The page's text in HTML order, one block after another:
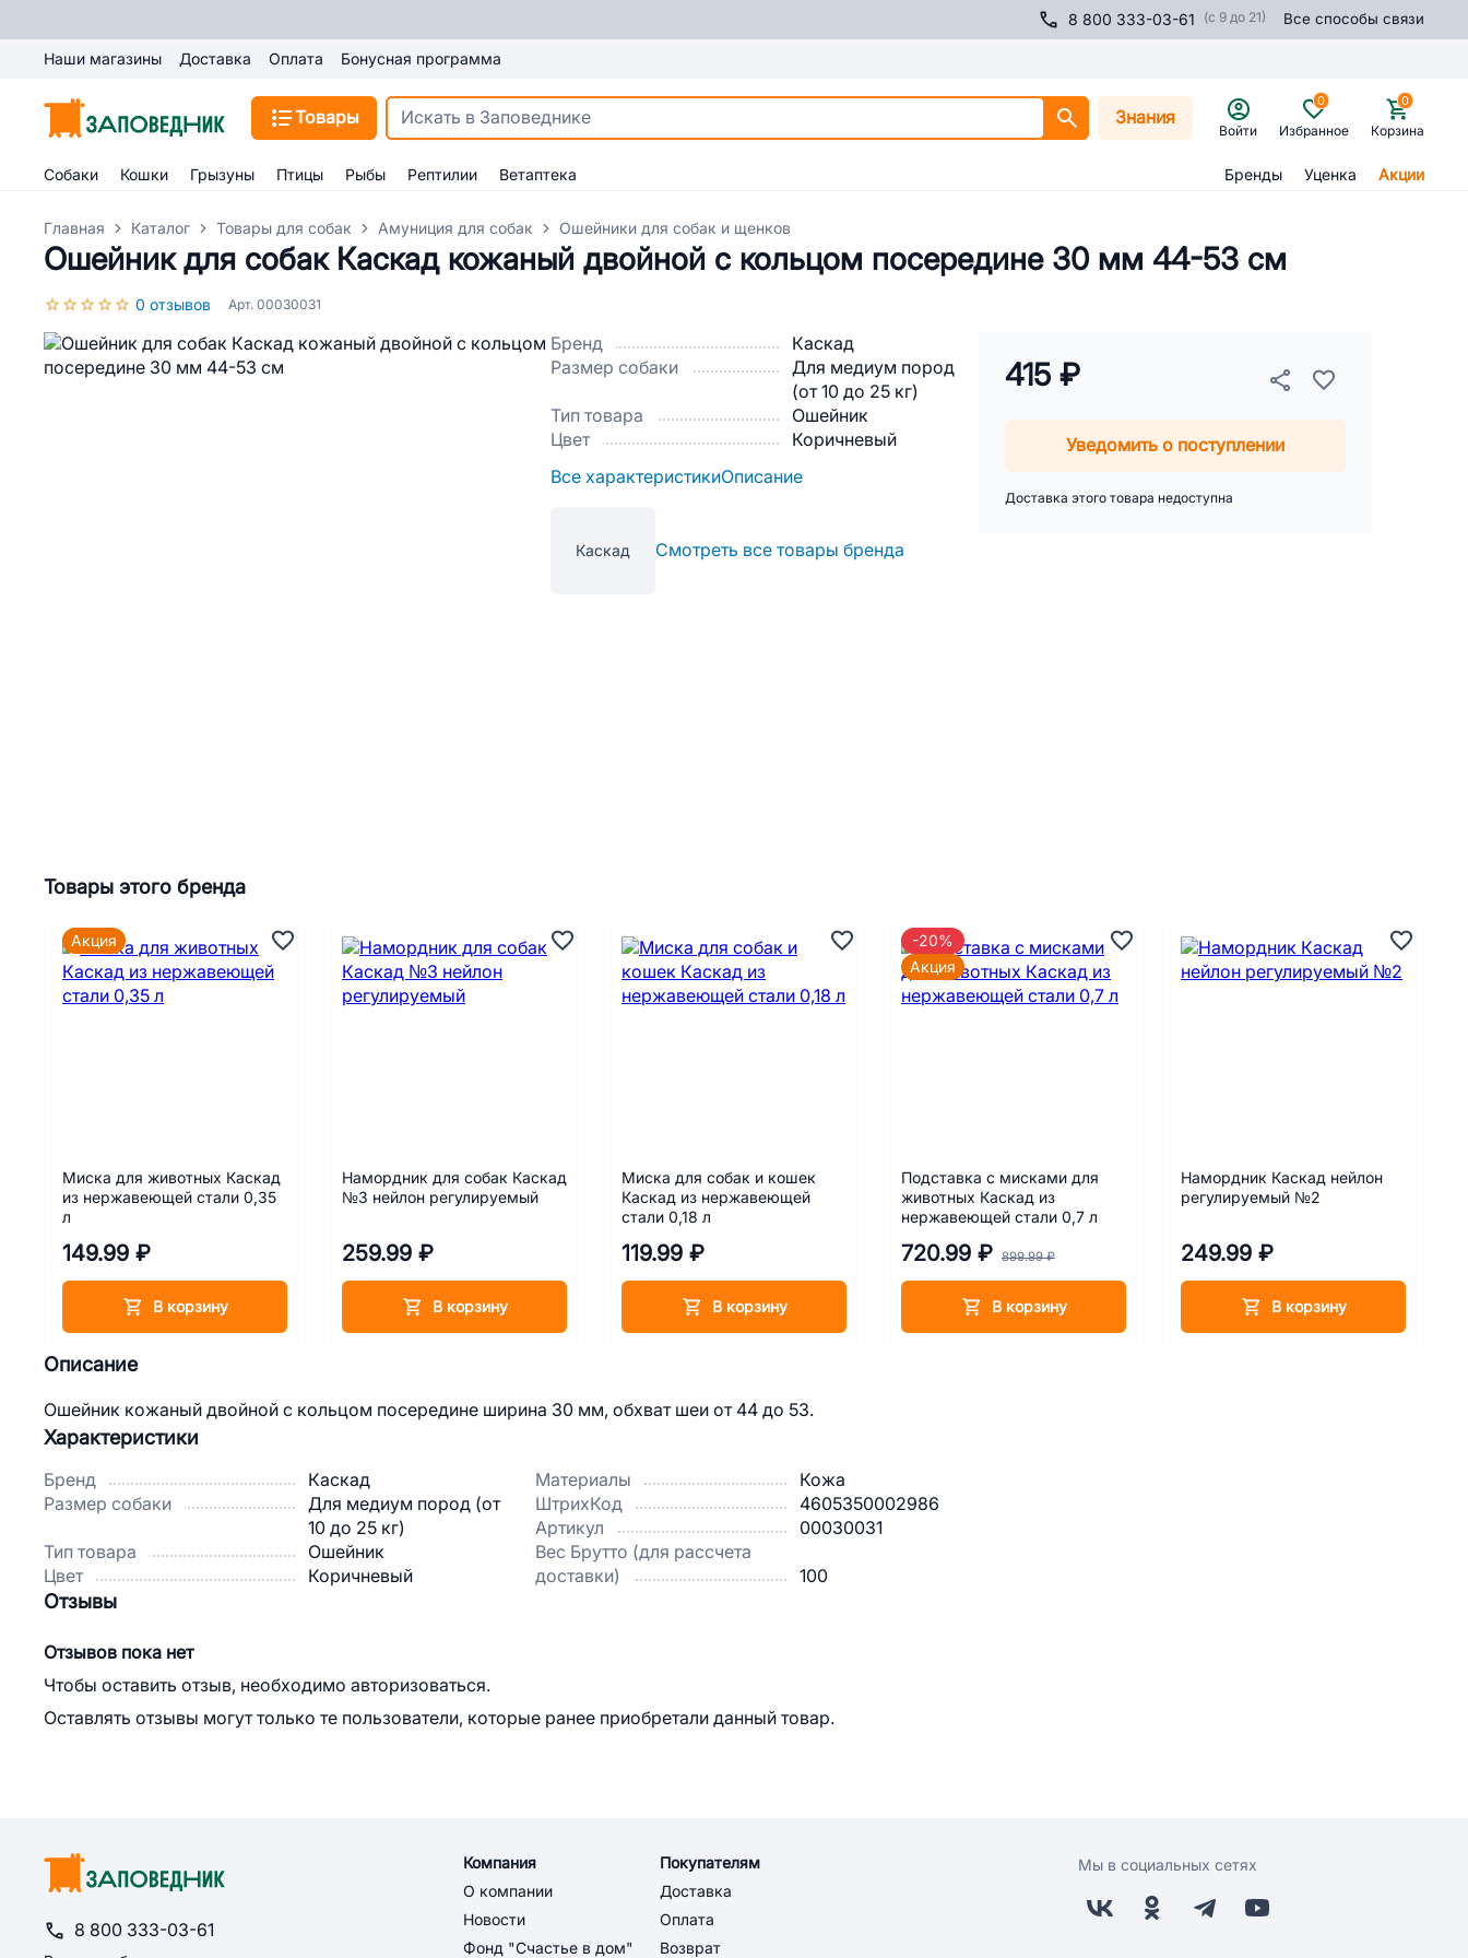
8 800 333-03-61 (с 9 до 21) Все способы связи
Наши магазины Доставка Оплата Бонусная программа
Товары Знания
Войти Избранное
0
Корзина
0
Собаки Кошки Грызуны Птицы Рыбы Рептилии Ветаптека Бренды Уценка Акции
Главная Каталог Товары для собак Амуниция для собак Ошейники для собак и щенков
Ошейник для собак Каскад кожаный двойной с кольцом посередине 30 мм 44-53 см
0 отзывов Арт. 00030031
Бренд
Каскад
Размер собаки
Для медиум пород
(от 10 до 25 кг)
Тип товара
Ошейник
Цвет
Коричневый
Все характеристикиОписание
Каскад Смотреть все товары бренда
415 ₽
Уведомить о поступлении
Доставка этого товара недоступна
Описание
Ошейник кожаный двойной с кольцом посередине ширина 30 мм, обхват шеи от 44 до 53.
Товары этого бренда
Миска для животных Каскад
из нержавеющей стали 0,35
л
149.99 ₽
В корзину
Акция
Намордник для собак Каскад
№3 нейлон регулируемый
259.99 ₽
В корзину
Миска для собак и кошек
Каскад из нержавеющей
стали 0,18 л
119.99 ₽
В корзину
Подставка с мисками для
животных Каскад из
нержавеющей стали 0,7 л
720.99 ₽ 899.99 ₽
В корзину
-20%
Акция
Намордник Каскад нейлон
регулируемый №2
249.99 ₽
В корзину
Характеристики
Бренд
Каскад
Размер собаки
Для медиум пород (от
10 до 25 кг)
Тип товара
Ошейник
Цвет
Коричневый
Материалы
Кожа
ШтрихКод
4605350002986
Артикул
00030031
Вес Брутто (для рассчета
доставки)
100
Отзывы
Отзывов пока нет
Чтобы оставить отзыв, необходимо авторизоваться.
Оставлять отзывы могут только те пользователи, которые ранее приобретали данный товар.
8 800 333-03-61
Компания
О компании
Новости
Фонд "Счастье в дом"
Покупателям
Доставка
Оплата
Возврат
Мы в социальных сетях